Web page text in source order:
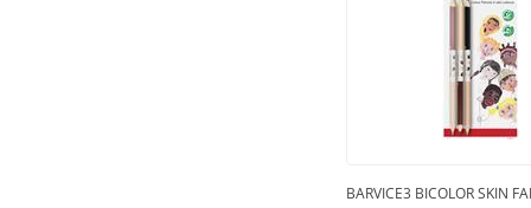
BARVICE3 BICOLOR SKIN